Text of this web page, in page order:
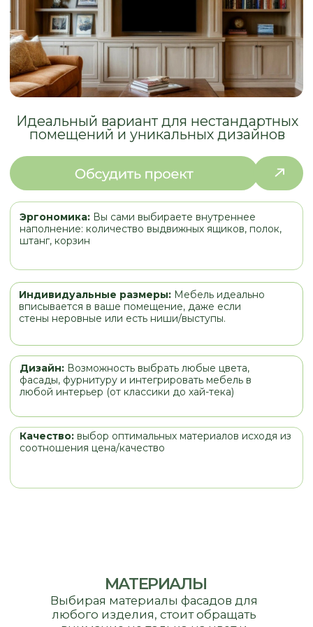
Качество:выбор оптимальных материалов исходя из
соотношения цена/качество
Возможность выбрать любые цвета,
фасады, фурнитуру и интегрировать мебель в
любой интерьер (от классики до хай-тека)
Эргономика:Вы сами выбираете внутреннее
наполнение: количество выдвижных ящиков, полок,
штанг, корзин
Индивидуальные размеры:Мебель идеально
вписывается в ваше помещение, даже если
стены неровные или есть ниши/выступы.
помещений и уникальных дизайнов
любого изделия, стоит обращать
внимание не только на цвет и
стоимость, но и на назначение
изделия, место его установки (кухня,
прихожая, санузел). При правильнои
выборе мебель будет служить вам и